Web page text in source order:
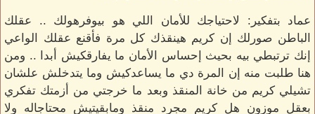
عماد بتفكير: لاحتياجك للأمان اللي هو بيوفرهولك .. عقلك
الباطن صورلك إن كريم هينقذك كل مرة فأقنع عقلك الواعي
إنك ترتبطي بيه بحيث إحساس الأمان ما يفارقكيش أبدا .. ومن
هنا طلبت منه إن المرة دي ما يساعدكيش وما يتدخلش علشان
تشيلي كريم من خانة المنقذ وبعد ما خرجتي من أزمتك تفكري
بعقل موزون هل كريم مجرد منقذ ومابقيتيش محتاجاله ولا